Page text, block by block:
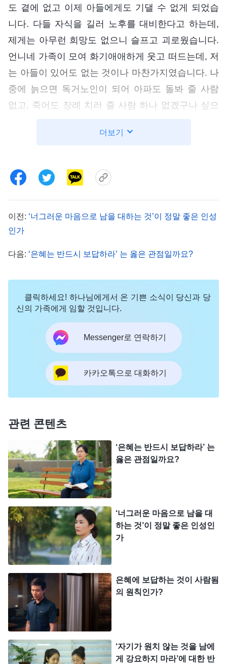
도 곁에 없고 이제 아들에게도 기댈 수 없게 되었습
니다. 다들 자식을 길러 노후를 대비한다고 하는데,
제게는 아무런 희망도 없으니 슬프고 괴로웠습니다.
언니네 가족이 모여 화기애애하게 웃고 떠드는데, 저
는 아들이 있어도 없는 것이나 마찬가지였습니다. 나
중에 늙으면 독거노인이 되어 아파도 돌봐 줄 사람
없고, 죽어도 장례 치러 줄 사람 하나 없겠구나 싶으
을 믿는 내가 어째서 믿지 않는 사람들보다 복이 없
서 뭘 해도 의욕이 나지 않았습니다. 그러던 어느 날,
아들이 갑자기 저를 찾아와 소송을 하게 되었다며 돈
을 좀 빌려달라고 했습니다. 지난 몇 년간 제대로 돌
봐주지 못했는데, 지금 그 아들이 어려움에 처했습니
다. 그러면 엄마로서 아들이 난관을 헤쳐 나가도록
도와주는 것이 마땅하다고 생각했습니다. 그래서 남
나중에 아내와 딸을 데리고 와서 인사드리겠다고 했
습니다. 설이 지난 후, 아들은 정말로 어린 손녀를 데
인정하지는 않았지만, 적어도 제가 늙으면 아들과 손
녀가 곁에서 저를 돌봐주고 죽을 때까지 부양해 줄
것이라고 생각하니 얼마나 기뻤는지 모릅니다. 저도
늙어서 기댈 곳이 생긴 것입니다.
팔아넘겼고, 저는 경찰의 감시와 체포를 피해 타지에
서 본분을 이행하느라 설에도 집에 돌아가지 못했습
니다. 아들이 저를 보러 오기로 약속한 날이 되자, 제
마음은 좀처럼 진정되지 않았습니다. ‘관계가 회복된
지 이제 겨우 2년만에 또 떠나 버렸으니, 아들이 화가
또 아들을 잃게 되는 거 아닐까?’ 앞으로의 생활을 혼
자 마주해야 한다고 생각하니 마음이 괴롭고 고통스
러워 먹지도 자지도 못할 정도였습니다. 저는 본분을
사역을 점검할 마음도 들지 않았습니다. 저는 하나님
께서 저를 이 소극적인 내적 상태에서 빠져나오도록
이끌어 주시길 바라며 여러 차례 하나님께 기도드렸
습니다.
그 후 저는 묵상했습니다. ‘아들을 만나지 못하는
더보기
이전: ‘너그러운 마음으로 남을 대하는 것’이 정말 좋은 인성
인가
다음: ‘은혜는 반드시 보답하라’ 는 옳은 관점일까요?
클릭하세요! 하나님에게서 온 기쁜 소식이 당신과 당
신의 가족에게 임할 것입니다.
Messenger로 연락하기
카카오톡으로 대화하기
관련 콘텐츠
‘은혜는 반드시 보답하라’ 는
옳은 관점일까요?
‘너그러운 마음으로 남을 대
하는 것’이 정말 좋은 인성인
가
은혜에 보답하는 것이 사람됨
의 원칙인가?
‘자기가 원치 않는 것을 남에
게 강요하지 마라’에 대한 반